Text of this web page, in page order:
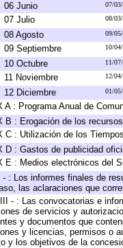
06 Junio 07/
07 Julio 08/
08 Agosto 09/
09 Septiembre 10/
10 Octubre 11/
11 Noviembre 12/
12 Diciembre 01/
A : Programa Anual de
B : Erogación de los
C : Utilización de los
D : Gastos de publicidad
E : Medios electrónicos del
: Los informes finales de
las aclaraciones que
- : Las convocatorias e
de servicios y
y documentos que
y licencias, permisos o
y los objetivos de la